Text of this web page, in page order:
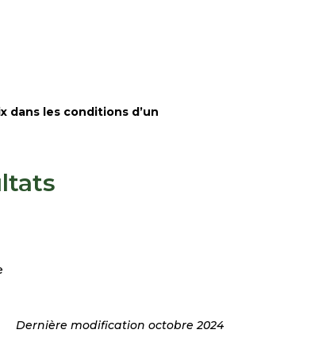
dans les conditions d’un
Dernière modification octobre 2024